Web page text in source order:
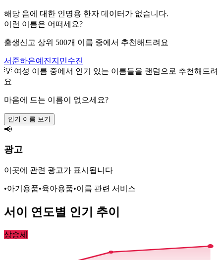
해당 음에 대한 인명용 한자 데이터가 없습니다.
이런 이름은 어떠세요?
출생신고 상위 500개 이름 중에서 추천해드려요
서준하은예진지민수진
💡 여성 이름 중에서 인기 있는 이름들을 랜덤으로 추천해드려
요
마음에 드는 이름이 없으세요?
인기 이름 보기
📢
광고
이곳에 관련 광고가 표시됩니다
•아기용품•육아용품•이름 관련 서비스
서이 연도별 인기 추이
상승세